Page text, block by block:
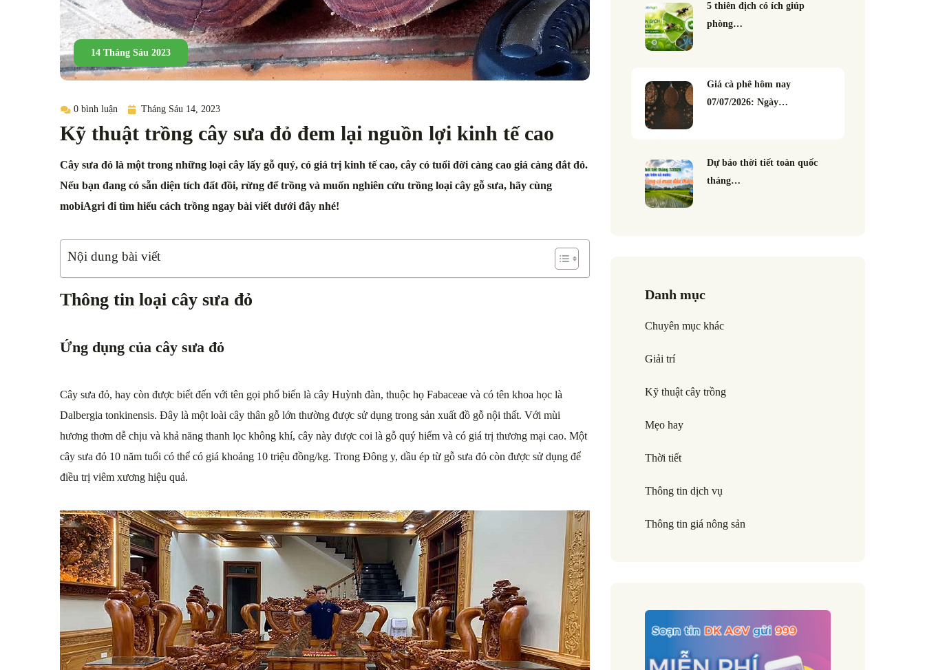
14 Tháng Sáu 2023
0 bình luận Tháng Sáu 14, 2023
Kỹ thuật trồng cây sưa đỏ đem lại nguồn lợi kinh tế cao
Cây sưa đỏ là một trong những loại cây lấy gỗ quý, có giá trị kinh tế cao, cây có tuổi đời càng cao giá càng đắt đỏ.
Nếu bạn đang có sẵn diện tích đất đồi, rừng để trồng và muốn nghiên cứu trồng loại cây gỗ sưa, hãy cùng
mobiAgri đi tìm hiểu cách trồng ngay bài viết dưới đây nhé!
Nội dung bài viết
Thông tin loại cây sưa đỏ
Ứng dụng của cây sưa đỏ
Cây sưa đỏ, hay còn được biết đến với tên gọi phổ biến là cây Huỳnh đàn, thuộc họ Fabaceae và có tên khoa học là
Dalbergia tonkinensis. Đây là một loài cây thân gỗ lớn thường được sử dụng trong sản xuất đồ gỗ nội thất. Với mùi
hương thơm dễ chịu và khả năng thanh lọc không khí, cây này được coi là gỗ quý hiếm và có giá trị thương mại cao. Một
cây sưa đỏ 10 năm tuổi có thể có giá khoảng 10 triệu đồng/kg. Trong Đông y, dầu ép từ gỗ sưa đỏ còn được sử dụng để
điều trị viêm xương hiệu quả.
5 thiên địch có ích giúp
phòng…
Giá cà phê hôm nay
07/07/2026: Ngày…
Dự báo thời tiết toàn quốc
tháng…
Danh mục
Chuyên mục khác
Giải trí
Kỹ thuật cây trồng
Mẹo hay
Thời tiết
Thông tin dịch vụ
Thông tin giá nông sản